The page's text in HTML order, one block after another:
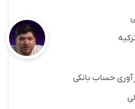
حساب بانکی